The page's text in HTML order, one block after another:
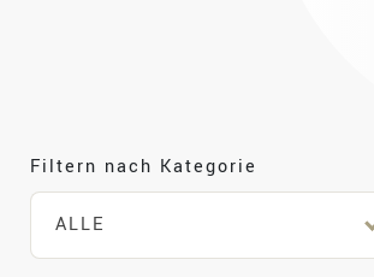
Filtern nach Kategorie
ALLE